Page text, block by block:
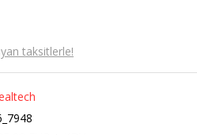
taksitlerle!